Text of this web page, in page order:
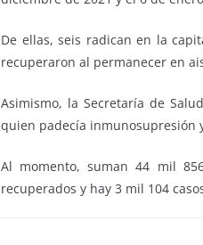
De ellas, seis radican en la
recuperaron al permanecer en
Asimismo, la Secretaría de
quien padecía inmunosupresión
Al momento, suman 44 mil
recuperados y hay 3 mil 104